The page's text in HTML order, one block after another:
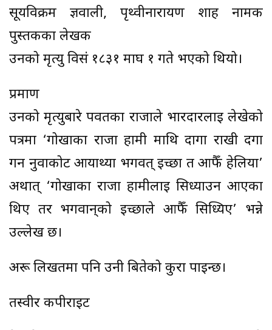
सूर्यविक्रम ज्ञवाली, पृथ्वीनारायण शाह नामक
पुस्तकका लेखक
उनको मृत्यु विसं १८३१ माघ १ गते भएको थियो।
प्रमाण
उनको मृत्युबारे पर्वतका राजाले भारदारलाई लेखेको
पत्रमा ‘गोर्खाका राजा हामी माथि दागा राखी दगा
गर्न नुवाकोट आयाथ्या भगवत् इच्छा त आफैँ हेलिया’
अर्थात् ‘गोर्खाका राजा हामीलाई सिध्याउन आएका
थिए तर भगवान्‌को इच्छाले आफैँ सिध्यिए’ भन्ने
उल्लेख छ।
अरू लिखतमा पनि उनी बितेको कुरा पाइन्छ।
तस्वीर कपीराइट